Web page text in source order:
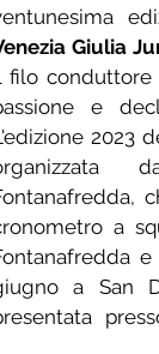
Giulia
filo
e
2023
a
a San